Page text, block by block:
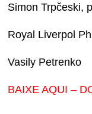
Simon Trpčeski,
Royal Liverpol
Vasily Petrenko
BAIXE AQUI –